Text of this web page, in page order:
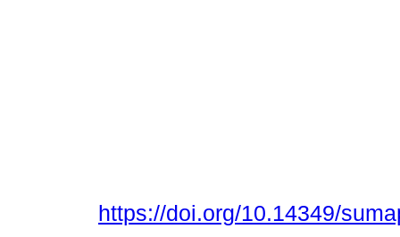
https://doi.org/10.14349/